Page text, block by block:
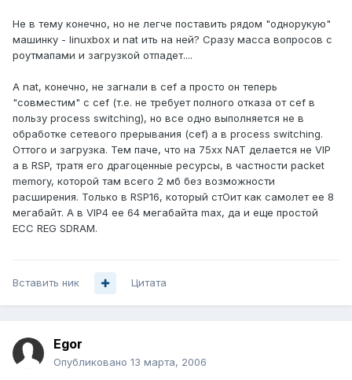
Не в тему конечно, но не легче поставить рядом "однорукую"
машинку - linuxbox и nat ить на ней? Сразу масса вопросов с
роутмапами и загрузкой отпадет....
А nat, конечно, не загнали в cef а просто он теперь
"совместим" с cef (т.е. не требует полного отказа от cef в
пользу process switching), но все одно выполняется не в
обработке сетевого прерывания (cef) а в process switching.
Оттого и загрузка. Тем паче, что на 75хх NAT делается не VIP
а в RSP, тратя его драгоценные ресурсы, в частности packet
memory, которой там всего 2 мб без возможности
расширения. Только в RSP16, который стОит как самолет ее 8
мегабайт. А в VIP4 ее 64 мегабайта max, да и еще простой
ECC REG SDRAM.
Вставить ник Цитата
Egor
Опубликовано 13 марта, 2006